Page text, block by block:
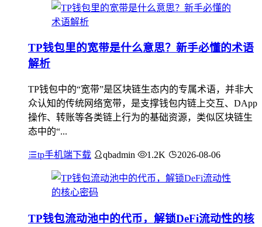
TP钱包里的宽带是什么意思？新手必懂的术语
解析
TP钱包中的“宽带”是区块链生态内的专属术语，并非大
众认知的传统网络宽带，是支撑钱包内链上交互、DApp
操作、转账等各类链上行为的基础资源，类似区块链生
态中的“...
tp手机端下载 qbadmin 1.2K 2026-08-06
TP钱包流动池中的代币，解锁DeFi流动性的核